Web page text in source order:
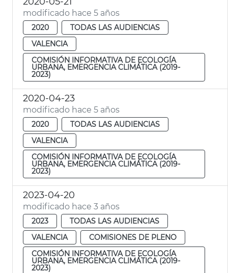
modificado hace 5 años
2020
TODAS LAS AUDIENCIAS
VALENCIA
COMISIÓN INFORMATIVA DE ECOLOGÍA
URBANA, EMERGENCIA CLIMÁTICA (2019-
2023)
2020-04-23
modificado hace 5 años
2020
TODAS LAS AUDIENCIAS
VALENCIA
COMISIÓN INFORMATIVA DE ECOLOGÍA
URBANA, EMERGENCIA CLIMÁTICA (2019-
2023)
2023-04-20
modificado hace 3 años
2023
TODAS LAS AUDIENCIAS
VALENCIA
COMISIONES DE PLENO
COMISIÓN INFORMATIVA DE ECOLOGÍA
URBANA, EMERGENCIA CLIMÁTICA (2019-
2023)